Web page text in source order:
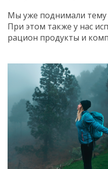
Мы уже поднимали тему
При этом также у нас
рацион продукты и